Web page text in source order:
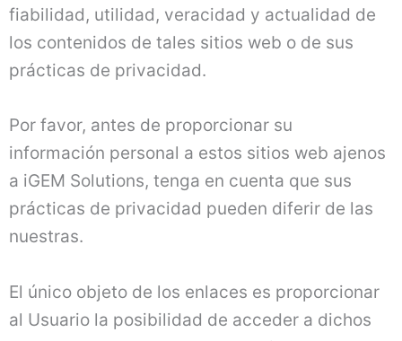
fiabilidad, utilidad, veracidad y actualidad de
los contenidos de tales sitios web o de sus
prácticas de privacidad.
Por favor, antes de proporcionar su
información personal a estos sitios web ajenos
a iGEM Solutions, tenga en cuenta que sus
prácticas de privacidad pueden diferir de las
nuestras.
El único objeto de los enlaces es proporcionar
al Usuario la posibilidad de acceder a dichos